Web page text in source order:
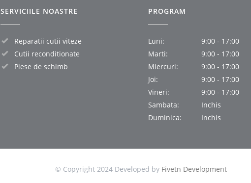
SERVICIILE NOASTRE
Reparatii cutii viteze
Cutii reconditionate
Piese de schimb
PROGRAM
Luni:
9:00 - 17:00
Marti:
9:00 - 17:00
Miercuri:
9:00 - 17:00
Joi:
9:00 - 17:00
Vineri:
9:00 - 17:00
Sambata:
Inchis
Duminica:
Inchis
© Copyright 2024 Developed by Fivetn Development